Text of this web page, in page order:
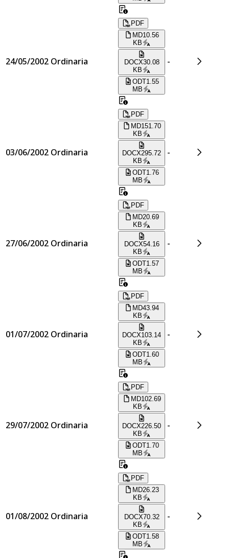
24/05/2002 Ordinaria
PDF
MD10.56
KB
DOCX30.08
KB
ODT1.55
MB
-
03/06/2002 Ordinaria
PDF
MD151.70
KB
DOCX295.72
KB
ODT1.76
MB
-
27/06/2002 Ordinaria
PDF
MD20.69
KB
DOCX54.16
KB
ODT1.57
MB
-
01/07/2002 Ordinaria
PDF
MD43.94
KB
DOCX103.14
KB
ODT1.60
MB
-
29/07/2002 Ordinaria
PDF
MD102.69
KB
DOCX226.50
KB
ODT1.70
MB
-
01/08/2002 Ordinaria
PDF
MD26.23
KB
DOCX70.32
KB
ODT1.58
MB
-